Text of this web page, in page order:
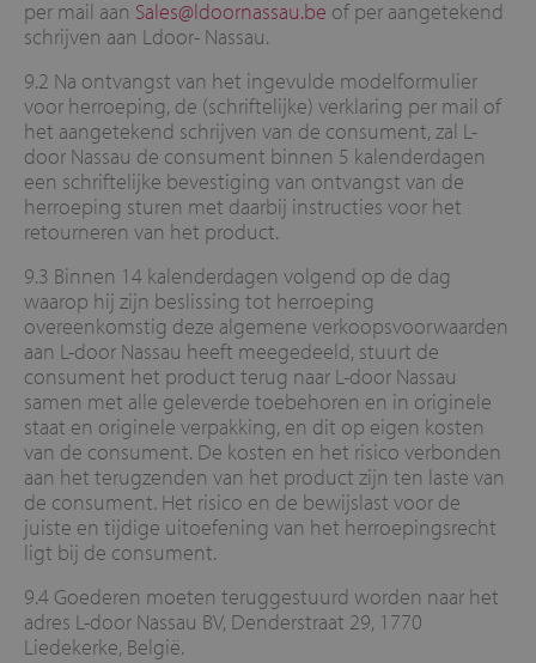
per mail aan Sales@ldoornassau.be of per aangetekend
schrijven aan Ldoor- Nassau.
9.2 Na ontvangst van het ingevulde modelformulier
voor herroeping, de (schriftelijke) verklaring per mail of
het aangetekend schrijven van de consument, zal L-
door Nassau de consument binnen 5 kalenderdagen
een schriftelijke bevestiging van ontvangst van de
herroeping sturen met daarbij instructies voor het
retourneren van het product.
9.3 Binnen 14 kalenderdagen volgend op de dag
waarop hij zijn beslissing tot herroeping
overeenkomstig deze algemene verkoopsvoorwaarden
aan L-door Nassau heeft meegedeeld, stuurt de
consument het product terug naar L-door Nassau
samen met alle geleverde toebehoren en in originele
staat en originele verpakking, en dit op eigen kosten
van de consument. De kosten en het risico verbonden
aan het terugzenden van het product zijn ten laste van
de consument. Het risico en de bewijslast voor de
juiste en tijdige uitoefening van het herroepingsrecht
ligt bij de consument.
9.4 Goederen moeten teruggestuurd worden naar het
adres L-door Nassau BV, Denderstraat 29, 1770
Liedekerke, België.